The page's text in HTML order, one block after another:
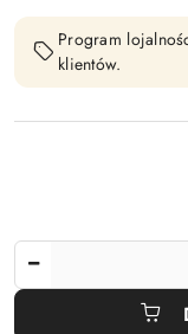
Program
klientów.